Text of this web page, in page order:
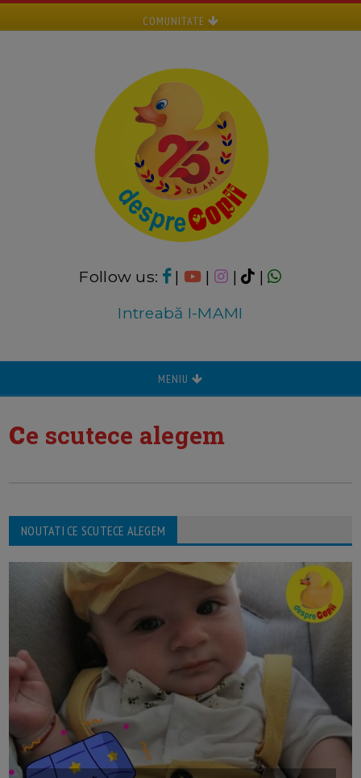
COMUNITATE
Follow us: | | |
|
Intreabă I-MAMI
MENIU
ce scutece alegem
NOUTATI CE SCUTECE ALEGEM